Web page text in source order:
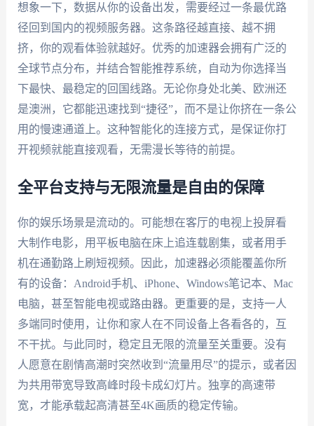
想象一下，数据从你的设备出发，需要经过一条最优路
径回到国内的视频服务器。这条路径越直接、越不拥
挤，你的观看体验就越好。优秀的加速器会拥有广泛的
全球节点分布，并结合智能推荐系统，自动为你选择当
下最快、最稳定的回国线路。无论你身处北美、欧洲还
是澳洲，它都能迅速找到“捷径”，而不是让你挤在一条公
用的慢速通道上。这种智能化的连接方式，是保证你打
开视频就能直接观看，无需漫长等待的前提。
全平台支持与无限流量是自由的保障
你的娱乐场景是流动的。可能想在客厅的电视上投屏看
大制作电影，用平板电脑在床上追连载剧集，或者用手
机在通勤路上刷短视频。因此，加速器必须能覆盖你所
有的设备：Android手机、iPhone、Windows笔记本、Mac
电脑，甚至智能电视或路由器。更重要的是，支持一人
多端同时使用，让你和家人在不同设备上各看各的，互
不干扰。与此同时，稳定且无限的流量至关重要。没有
人愿意在剧情高潮时突然收到“流量用尽”的提示，或者因
为共用带宽导致高峰时段卡成幻灯片。独享的高速带
宽，才能承载起高清甚至4K画质的稳定传输。